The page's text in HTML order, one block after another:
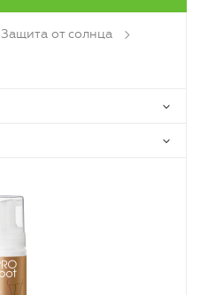
Защита от солнца